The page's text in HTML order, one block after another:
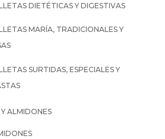
DIETÉTICAS Y DIGESTIVAS
MARÍA, TRADICIONALES Y
SURTIDAS, ESPECIALES Y
ALMIDONES